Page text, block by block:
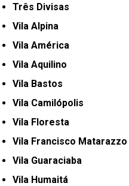
Três Divisas
Vila Alpina
Vila América
Vila Aquilino
Vila Bastos
Vila Camilópolis
Vila Floresta
Vila Francisco Matarazzo
Vila Guaraciaba
Vila Humaitá